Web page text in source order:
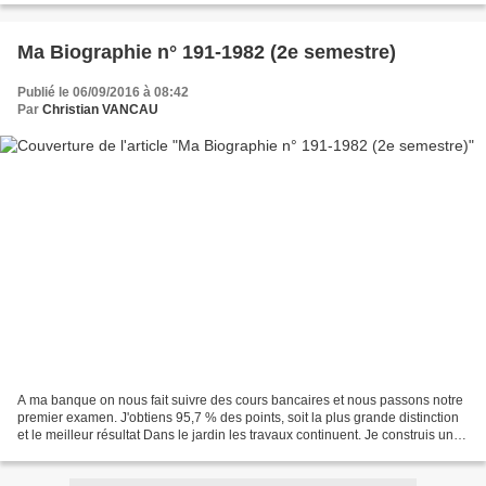
Ma Biographie n° 191-1982 (2e semestre)
Publié le 06/09/2016 à 08:42
Par Christian VANCAU
A ma banque on nous fait suivre des cours bancaires et nous passons notre
premier examen. J'obtiens 95,7 % des points, soit la plus grande distinction
et le meilleur résultat Dans le jardin les travaux continuent. Je construis une